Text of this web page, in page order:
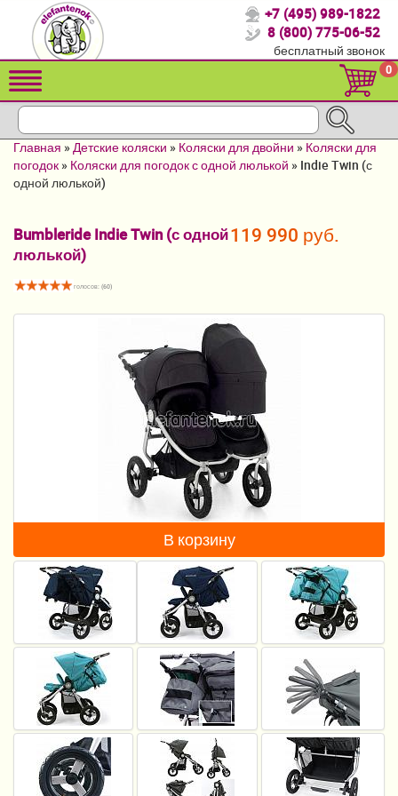
Спасибо, что выбрали нас!
Распродажа!
Детские коляски
Кроватки для новорожденных
Конверты, муфты
Мебель и аксессуары
Постельные принадлежности
Качели, шезлонги
Манежи
Безопасность ребенка
Ходунки и прыгунки
Игры и развитие
Принадлежности для выписки
Сумки для мам и детей
Кенгуру и слинги
+7 (495) 989-1822
8 (800) 775-06-52
бесплатный звонок
0
Главная »Детские коляски » Коляски для двойни » Коляски для
погодок » Коляски для погодок с одной люлькой » Indie Twin (с
одной люлькой)
Bumbleride Indie Twin (с одной
люлькой)
голосов: (60)
119 990 руб.
В корзину